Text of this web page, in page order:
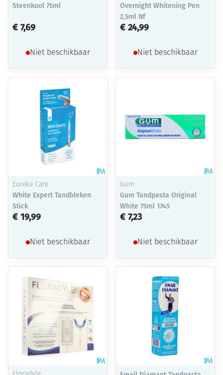
Steenkool 75ml
€ 7,69
Niet beschikbaar
Overnight Whitening Pen
2,5ml Nf
€ 24,99
Niet beschikbaar
Eureka Care
White Expert Tandbleken
Stick
€ 19,99
Niet beschikbaar
Gum
Gum Tandpasta Original
White 75ml 1745
€ 7,23
Niet beschikbaar